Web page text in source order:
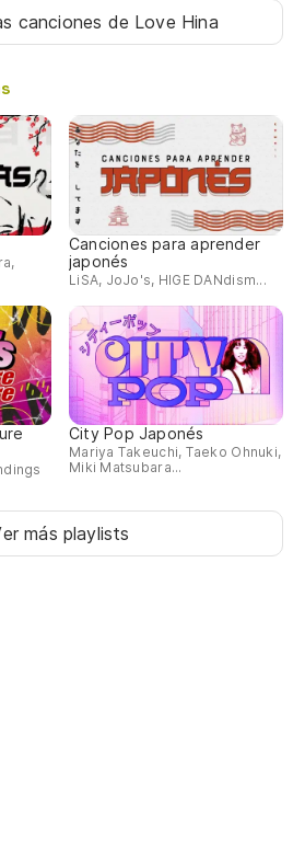
canciones de Love Hina
Canciones para aprender
japonés
LiSA, JoJo's, HIGE DANdism...
City Pop Japonés
Mariya Takeuchi, Taeko Ohnuki,
Miki Matsubara...
más playlists